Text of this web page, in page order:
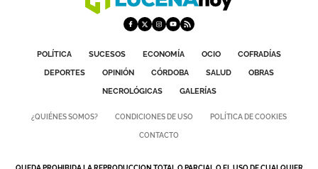
POLÍTICA SUCESOS ECONOMÍA OCIO
COFRADÍAS
DEPORTES
OPINIÓN CÓRDOBA SALUD
OBRAS
NECROLÓGICAS
GALERÍAS
¿QUIÉNES SOMOS? CONDICIONES DE USO POLÍTICA DE COOKIES
CONTACTO